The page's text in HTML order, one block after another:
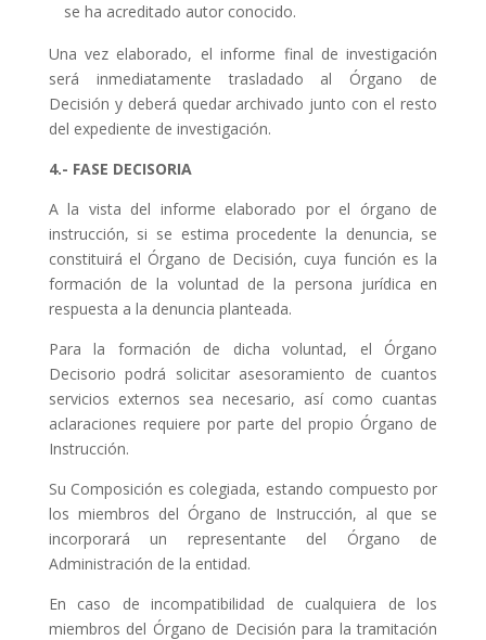
se ha acreditado autor conocido.
Una vez elaborado, el informe final de investigación
será inmediatamente trasladado al Órgano de
Decisión y deberá quedar archivado junto con el resto
del expediente de investigación.
4.- FASE DECISORIA
A la vista del informe elaborado por el órgano de
instrucción, si se estima procedente la denuncia, se
constituirá el Órgano de Decisión, cuya función es la
formación de la voluntad de la persona jurídica en
respuesta a la denuncia planteada.
Para la formación de dicha voluntad, el Órgano
Decisorio podrá solicitar asesoramiento de cuantos
servicios externos sea necesario, así como cuantas
aclaraciones requiere por parte del propio Órgano de
Instrucción.
Su Composición es colegiada, estando compuesto por
los miembros del Órgano de Instrucción, al que se
incorporará un representante del Órgano de
Administración de la entidad.
En caso de incompatibilidad de cualquiera de los
miembros del Órgano de Decisiónpara la tramitación